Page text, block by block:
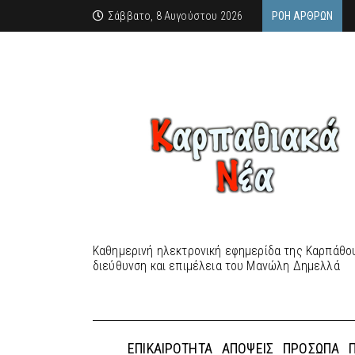
Σάββατο, 8 Αυγούστου 2026 ΡΟΉ ΆΡΘΡΩΝ
Καθημερινή ηλεκτρονική εφημερίδα της
διεύθυνση και επιμέλεια του Μανώλη Δημελλά
ΕΠΙΚΑΙΡΌΤΗΤΑ ΑΠΌΨΕΙΣ ΠΡΌΣΩΠΑ